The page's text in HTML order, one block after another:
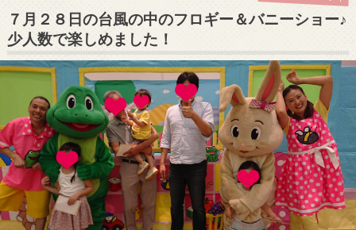
７月２８日の台風の中のフロギー＆バニーショー♪
少人数で楽しめました！